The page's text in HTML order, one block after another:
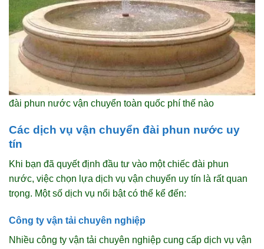
đài phun nước vận chuyển toàn quốc phí thế nào
Các dịch vụ vận chuyển đài phun nước uy
tín
Khi bạn đã quyết định đầu tư vào một chiếc đài phun
nước, việc chọn lựa dịch vụ vận chuyển uy tín là rất quan
trọng. Một số dịch vụ nổi bật có thể kể đến:
Công ty vận tải chuyên nghiệp
Nhiều công ty vận tải chuyên nghiệp cung cấp dịch vụ vận